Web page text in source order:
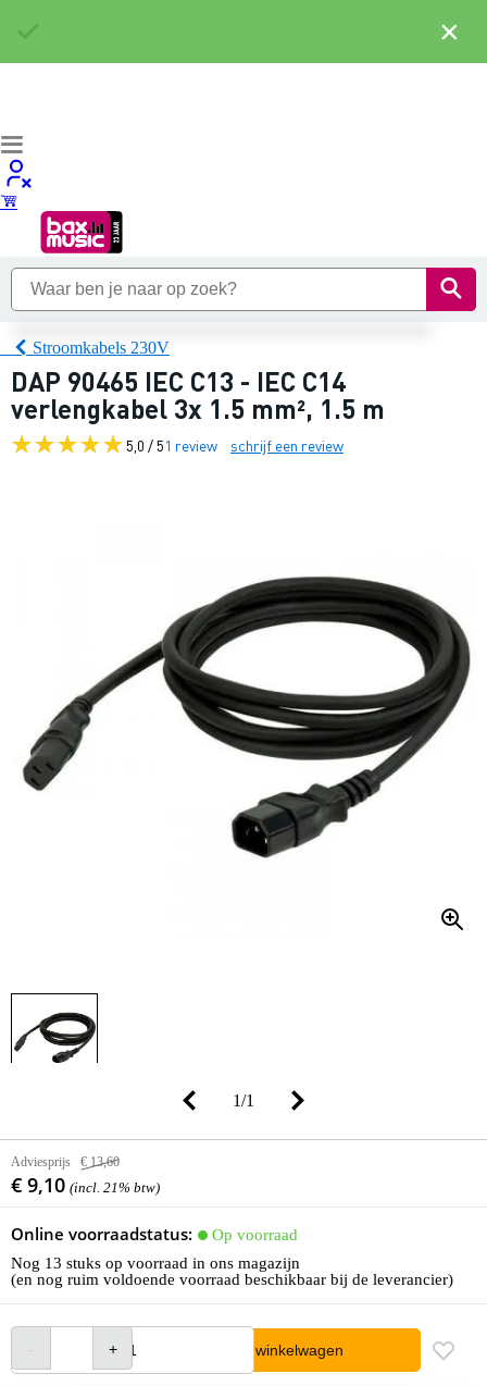
Stroomkabels 230V
DAP 90465 IEC C13 - IEC C14
verlengkabel 3x 1.5 mm², 1.5 m
5,0 / 51 review schrijf een review
1/1
Adviesprijs € 13,60
€ 9,10 (incl. 21% btw)
Online voorraadstatus:
Op voorraad
Nog 13 stuks op voorraad in ons magazijn
(en nog ruim voldoende voorraad beschikbaar bij de leverancier)
In winkelwagen
×